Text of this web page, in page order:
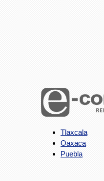
Tlaxcala
Oaxaca
Puebla